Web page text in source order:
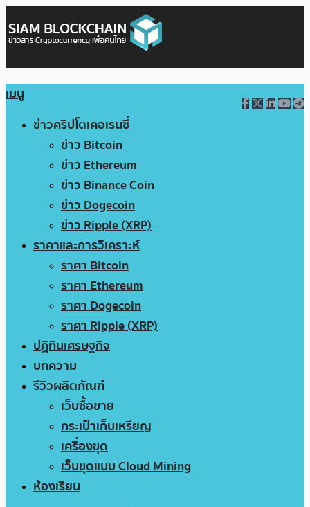
เมนู
ข่าวคริปโตเคอเรนซี่
ข่าว Bitcoin
ข่าว Ethereum
ข่าว Binance Coin
ข่าว Dogecoin
ข่าว Ripple (XRP)
ราคาและการวิเคราะห์
ราคา Bitcoin
ราคา Ethereum
ราคา Dogecoin
ราคา Ripple (XRP)
ปฏิทินเศรษฐกิจ
บทความ
รีวิวผลิตภัณฑ์
เว็บซื้อขาย
กระเป๋าเก็บเหรียญ
เครื่องขุด
เว็บขุดแบบ Cloud Mining
ห้องเรียน